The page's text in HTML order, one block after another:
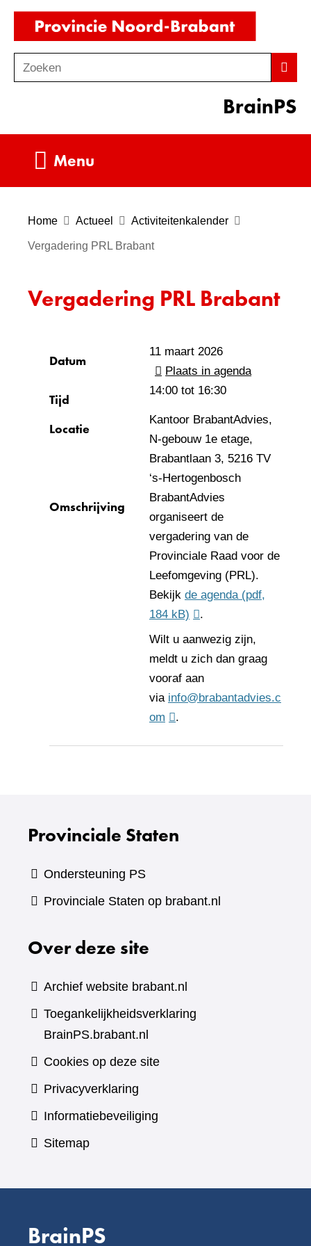
Ga
de
inhoud
o
Zoeken
BrainPS
Menu
Home Actueel Activiteitenkalender
Vergadering PRL Brabant
Vergadering PRL Brabant
Datum
11 maart 2026
Plaats in agenda
Tijd
14:00 tot 16:30
Locatie
Kantoor BrabantAdvies,
N-gebouw 1e etage,
Brabantlaan 3, 5216 TV
‘s-Hertogenbosch
Omschrijving
BrabantAdvies
organiseert de
vergadering van de
Provinciale Raad voor de
Leefomgeving (PRL).
Bekijk de agenda(pdf,
184 kB)
.
Wilt u aanwezig zijn,
meldt u zich dan graag
vooraf aan
via info@brabantadvies.c
om
.
Provinciale Staten
Ondersteuning PS
Provinciale Staten op brabant.nl
Over deze site
Archief website brabant.nl
Toegankelijkheidsverklaring
BrainPS.brabant.nl
Cookies op deze site
Privacyverklaring
Informatiebeveiliging
Sitemap
BrainPS